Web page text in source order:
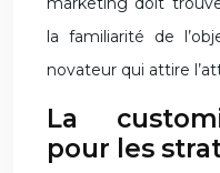
la familiarité de
novateur qui attire
La
pour les